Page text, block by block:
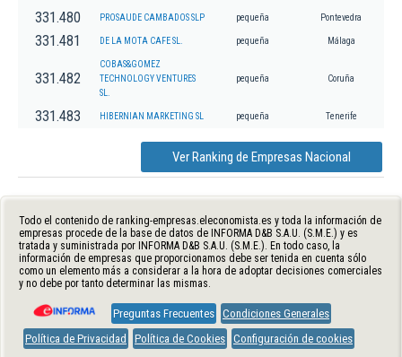
331.480 PROSAUDE CAMBADOS SLP pequeña Pontevedra
331.481 DE LA MOTA CAFE SL. pequeña Málaga
331.482
COBAS&GOMEZ
TECHNOLOGY VENTURES
SL.
pequeña Coruña
331.483 HIBERNIAN MARKETING SL pequeña Tenerife
Ver Ranking de Empresas Nacional
Todo el contenido de ranking-empresas.eleconomista.es y toda la información de
empresas procede de la base de datos de INFORMA D&B S.A.U. (S.M.E.) y es
tratada y suministrada por INFORMA D&B S.A.U. (S.M.E.). En todo caso, la
información de empresas que proporcionamos debe ser tenida en cuenta sólo
como un elemento más a considerar a la hora de adoptar decisiones comerciales
y no debe por tanto determinar las mismas.
Preguntas Frecuentes Condiciones Generales
Política de Privacidad
Política de Cookies Configuración de cookies